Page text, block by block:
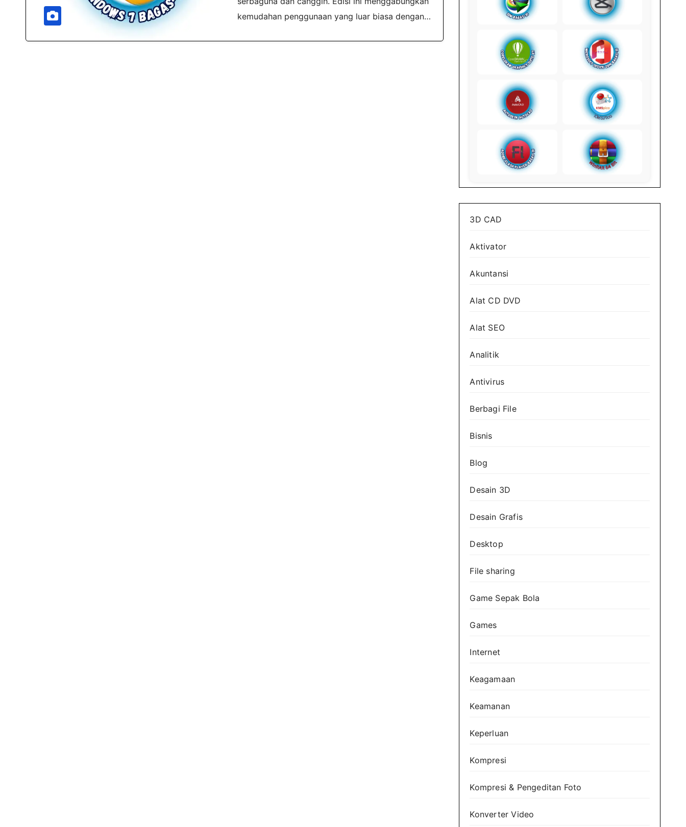
kemudahan penggunaan yang luar biasa dengan…
3D CAD
Aktivator
Akuntansi
Alat CD DVD
Alat SEO
Analitik
Antivirus
Berbagi File
Bisnis
Blog
Desain 3D
Desain Grafis
Desktop
File sharing
Game Sepak Bola
Games
Internet
Keagamaan
Keamanan
Keperluan
Kompresi
Kompresi & Pengeditan Foto
Konverter Video